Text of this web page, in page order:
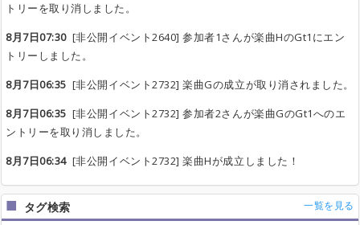
トリーを取り消しました。
8月7日07:30[非公開イベント2640] 参加者1さんが楽曲HのGt1にエン
トリーしました。
8月7日06:35 [非公開イベント2732] 楽曲Gの成立が取り消されました。
8月7日06:35 [非公開イベント2732] 参加者2さんが楽曲GのGt1へのエ
ントリーを取り消しました。
8月7日06:34[非公開イベント2732] 楽曲Hが成立しました！
タグ検索 一覧を見る